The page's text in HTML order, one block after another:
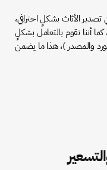
الأثاث بشكلٍ احترافي،
أننا نقوم بالتعامل بشكلٍ
والمصدر )، هذا ما يضمن